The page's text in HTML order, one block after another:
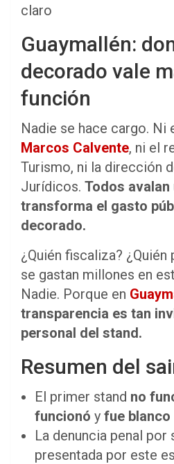
claro
Guaymallén:
decorado vale
función
Nadie se hace cargo. Ni
Marcos Calvente, ni el
Turismo, ni la dirección
Jurídicos. Todos
transforma el gasto
decorado.
¿Quién fiscaliza?
se gastan millones en
Nadie. Porque en
transparencia es tan
personal del stand.
Resumen del
El primer stand no
funcionó y fue blanco
La denuncia penal por
presentada por este